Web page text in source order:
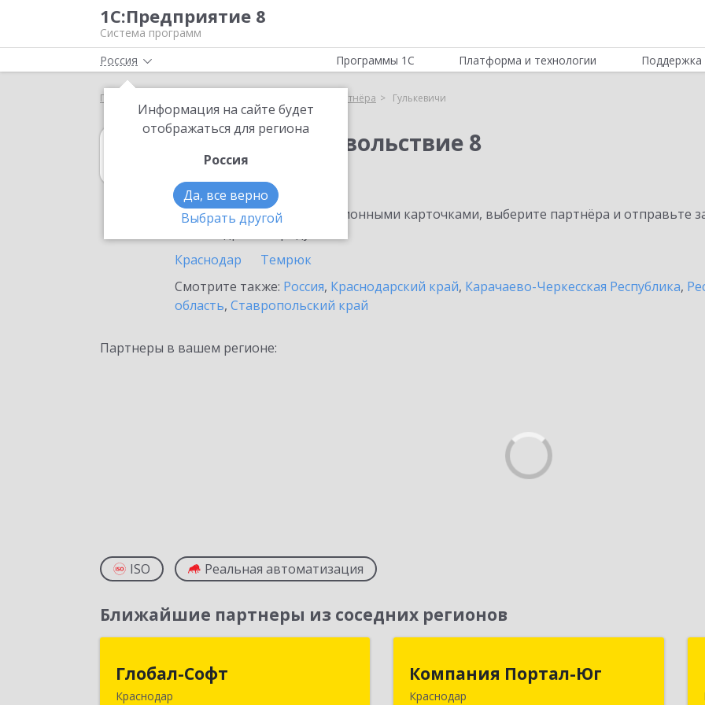
1С:Предприятие 8
Система программ
Россия
Информация на сайте будет
отображаться для региона
Россия
Да, все верно
Выбрать другой
Программы 1С Платформа и технологии Поддержка
Главная Выбор партнёра Гулькевичи
1С:Вещевое довольствие 8
в Гулькевичах
Ознакомьтесь с информационными карточками, выберите партнёра и отправьте
Краснодар
Темрюк
Смотрите также: Россия, Краснодарский край, Карачаево-Черкесская Республика,
область, Ставропольский край
Партнеры в вашем регионе:
ISO Реальная автоматизация
Ближайшие партнеры из соседних регионов
Глобал-Софт
Краснодар
Компания Портал-Юг
Краснодар